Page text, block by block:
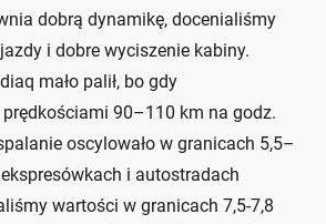
dobrą dynamikę, docenialiśmy
i dobre wyciszenie kabiny.
mało palił, bo gdy
90–110 km na godz.
oscylowało w granicach 5,5–
i autostradach
wartości w granicach 7,5-7,8